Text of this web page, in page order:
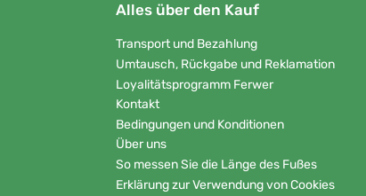
Alles über den Kauf
Transport und Bezahlung
Umtausch, Rückgabe und Reklamation
Loyalitätsprogramm Ferwer
Kontakt
Bedingungen und Konditionen
Über uns
So messen Sie die Länge des Fußes
Erklärung zur Verwendung von Cookies